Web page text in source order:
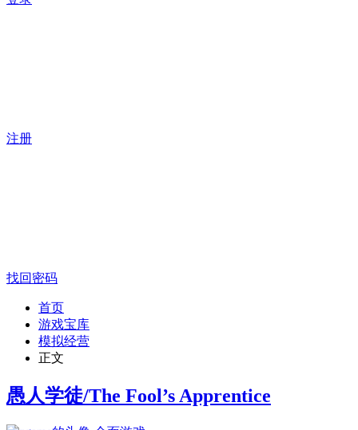
注册
找回密码
首页
游戏宝库
模拟经营
正文
愚人学徒/The Fool’s Apprentice